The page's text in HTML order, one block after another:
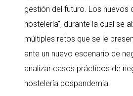
gestión del futuro. Los nuevos
hostelería”, durante la cual se
múltiples retos que se le
ante un nuevo escenario de
analizar casos prácticos de
hostelería pospandemia.